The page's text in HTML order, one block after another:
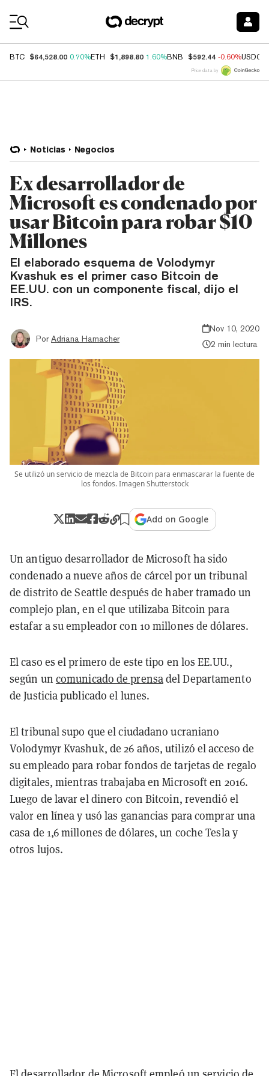
BTC $64,528.00 0.70%ETH $1,898.80 1.60%BNB $592.44 -0.60%USDC
Price data by
Noticias Negocios
Ex desarrollador de
Microsoft es condenado por
usar Bitcoin para robar $10
Millones
El elaborado esquema de Volodymyr
Kvashuk es el primer caso Bitcoin de
EE.UU. con un componente fiscal, dijo el
IRS.
Por Adriana Hamacher
Nov 10, 2020
2 min lectura
Se utilizó un servicio de mezcla de Bitcoin para enmascarar la fuente de
los fondos. Imagen Shutterstock
Add on Google
Un antiguo desarrollador de Microsoft ha sido
condenado a nueve años de cárcel por un tribunal
de distrito de Seattle después de haber tramado un
complejo plan, en el que utilizaba Bitcoin para
estafar a su empleador con 10 millones de dólares.
El caso es el primero de este tipo en los EE.UU.,
según un comunicado de prensadel Departamento
de Justicia publicado el lunes.
El tribunal supo que el ciudadano ucraniano
Volodymyr Kvashuk, de 26 años, utilizó el acceso de
su empleado para robar fondos de tarjetas de regalo
digitales, mientras trabajaba en Microsoft en 2016.
Luego de lavar el dinero con Bitcoin, revendió el
valor en línea y usó las ganancias para comprar una
casa de 1,6 millones de dólares, un coche Tesla y
otros lujos.